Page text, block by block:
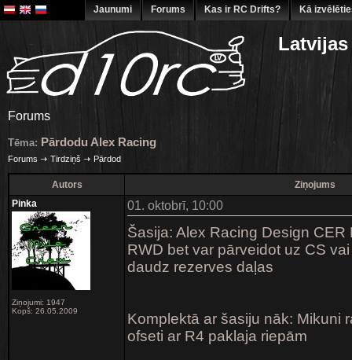
Jaunumi Forums Kas ir RC Drifts? Kā
Forums
Tēma: Pārdodu Alex Racing
Forums Tirdziņš Pārdod
Autors
Ziņojums
Pinka
Ziņojumi: 1947
Kopš: 26.05.2009
01. oktobrī, 10:00
Šasija: Alex Racing Design CER
RWD bet var pārveidot uz CS
daudz rezerves daļas
Komplektā ar šasiju nāk: Mikuni
ofseti ar R4 paklaja riepām